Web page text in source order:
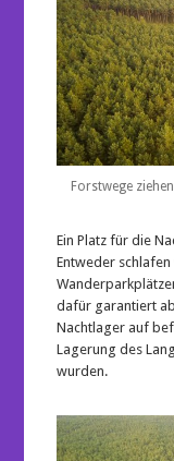
Forstwege
Ein Platz für die
Entweder
dafür garantiert
Nachtlager auf
Lagerung des
wurden.